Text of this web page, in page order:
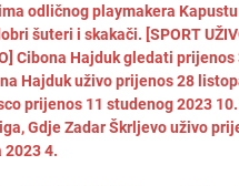
odličnog playmakera
šuteri i skakači. [SPORT
Cibona Hajduk gledati prijenos
Hajduk uživo prijenos 28
prijenos 11 studenog 2023
Gdje Zadar Škrljevo uživo
4.